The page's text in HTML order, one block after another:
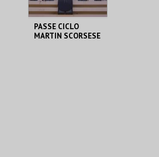
PASSE CICLO
MARTIN SCORSESE